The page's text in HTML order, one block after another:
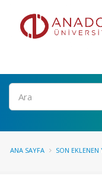
Ara
ANA SAYFA SON EKLENEN